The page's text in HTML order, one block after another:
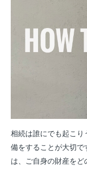
相続は誰にでも起こ
備をすることが大切で
は、ご自身の財産を